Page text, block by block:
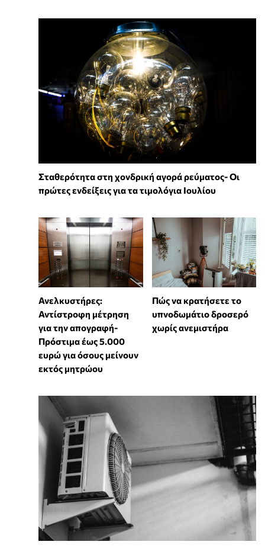
Σταθερότητα στη χονδρική αγορά ρεύματος- Οι
πρώτες ενδείξεις για τα τιμολόγια Ιουλίου
Ανελκυστήρες:
Αντίστροφη μέτρηση
για την απογραφή-
Πρόστιμα έως 5.000
ευρώ για όσους μείνουν
εκτός μητρώου
Πώς να κρατήσετε το
υπνοδωμάτιο δροσερό
χωρίς ανεμιστήρα